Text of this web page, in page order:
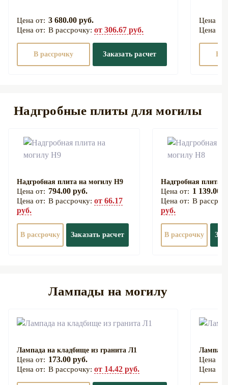
3 680.00 руб.
В рассрочку: от 306.67 руб.
В рассрочку Заказать расчет В
Надгробные плиты для могилы
Надгробная плита на могилу Н9
794.00 руб.
В рассрочку: от 66.17
руб.
В рассрочку Заказать расчет
Надгробная плита
1 139.00
В
руб.
В рассрочку
Лампады на могилу
Лампада на кладбище из гранита Л1
173.00 руб.
В рассрочку: от 14.42 руб.